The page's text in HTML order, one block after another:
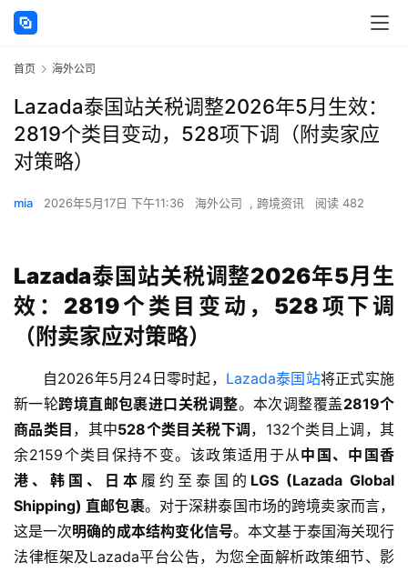
首页 海外公司
Lazada泰国站关税调整2026年5月生效：
2819个类目变动，528项下调（附卖家应
对策略）
mia 2026年5月17日 下午11:36 海外公司 , 跨境资讯 阅读 482
Lazada泰国站关税调整2026年5月生
效：2819个类目变动，528项下调
（附卖家应对策略）
自2026年5月24日零时起， Lazada泰国站将正式实施
新一轮跨境直邮包裹进口关税调整。本次调整覆盖2819个
商品类目 ，其中528个类目关税下调 ，132个类目上调，其
余2159个类目保持不变。该政策适用于从中国、中国香
港、韩国、日本 履约至泰国的 LGS (Lazada Global
Shipping) 直邮包裹。对于深耕泰国市场的跨境卖家而言，
这是一次明确的成本结构变化信号。本文基于泰国海关现行
法律框架及Lazada平台公告，为您全面解析政策细节、影